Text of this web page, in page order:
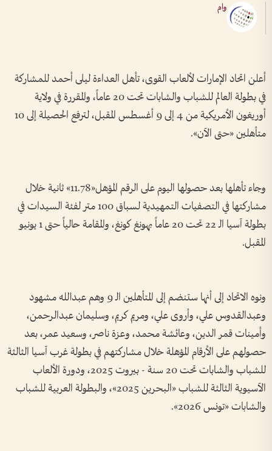
وام
أعلن اتحاد الإمارات لألعاب القوى، تأهل العداءة ليلى أحمد للمشاركة
في بطولة العالم للشباب والشابات تحت 20 عاماً، والمقررة في ولاية
أوريغون الأمريكية من 4 إلى 9 أغسطس المقبل، لترفع الحصيلة إلى 10
متأهلين «حتى الآن».
وجاء تأهلها بعد حصولها اليوم على الرقم المؤهل«11.78» ثانية خلال
مشاركتها في التصفيات التمهيدية لسباق 100 متر لفئة السيدات في
بطولة آسيا الـ 22 تحت 20 عاماً بهونغ كونغ، والمقامة حالياً حتى 1 يونيو
المقبل.
ونوه الاتحاد إلى أنها ستنضم إلى المتأهلين الـ 9 وهم عبدالله مشهود
وعبدالقدوس علي، وأروى علي، ومريم كريم، وسليمان عبدالرحمن،
وأمينات قمر الدين، وعائشة محمد، وعزة ناصر، وسعيد عمر، بعد
حصولهم على الأرقام المؤهلة خلال مشاركتهم في بطولة غرب آسيا الثالثة
للشباب والشابات تحت 20 سنة - بيروت 2025، ودورة الألعاب
الآسيوية الثالثة للشباب «البحرين 2025»، والبطولة العربية للشباب
والشابات «تونس 2026».